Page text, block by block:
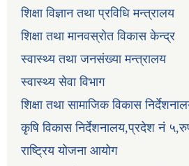
शिक्षा विज्ञान तथा प्रविधि मन्त्रालय
शिक्षा तथा मानवस्रोत विकास केन्द्र
स्वास्थ्य तथा जनसंख्या मन्त्रालय
स्वास्थ्य सेवा विभाग
शिक्षा तथा सामाजिक विकास
कृषि विकास निर्देशनालय,प्रदेश नं
राष्ट्रिय योजना आयोग